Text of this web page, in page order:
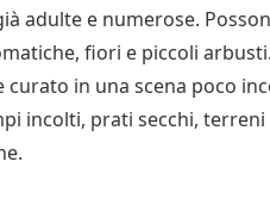
adulte e numerose.
fiori e piccoli
in una scena poco
incolti, prati secchi,